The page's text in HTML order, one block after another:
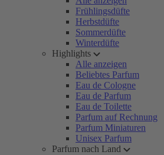
Frühlingsdüfte
Herbstdüfte
Sommerdüfte
Winterdüfte
Highlights
Alle anzeigen
Beliebtes Parfum
Eau de Cologne
Eau de Parfum
Eau de Toilette
Parfum auf Rechnung
Parfum Miniaturen
Unisex Parfum
Parfum nach Land